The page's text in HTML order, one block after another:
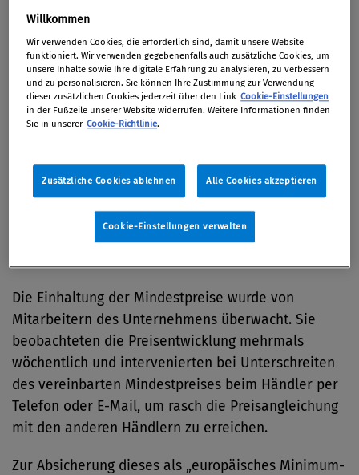
De`Longhi-Kenwood hat laut
Bundeswettbewerbsbehörde (BWB) Mindestpreise
festgesetzt, die den Zweck verfolgten, ein
Mindestverkaufspreisniveau bei den Händlern zu
über Beschränkungen des grenzüberschreitenden
Handels sowie über ein generelles
Internetverkaufsverbot getroffen. Zu den
Zuwiderhandlungen kam es von Jänner 2006 bis
Die Einhaltung der Mindestpreise wurde von
Mitarbeitern des Unternehmens überwacht. Sie
beobachteten die Preisentwicklung mehrmals
wöchentlich und intervenierten bei Unterschreiten
des vereinbarten Mindestpreises beim Händler per
Telefon oder E-Mail, um rasch die Preisangleichung
mit den anderen Händlern zu erreichen.
Zur Absicherung dieses als „europäisches Minimum-
Willkommen
Wir verwenden Cookies, die erforderlich sind, damit unsere Website
funktioniert. Wir verwenden gegebenenfalls auch zusätzliche Cookies, um
unsere Inhalte sowie Ihre digitale Erfahrung zu analysieren, zu verbessern
und zu personalisieren. Sie können Ihre Zustimmung zur Verwendung
dieser zusätzlichen Cookies jederzeit über den Link Cookie-Einstellungen
in der Fußzeile unserer Website widerrufen. Weitere Informationen finden
Sie in unserer Cookie-Richtlinie.
Zusätzliche Cookies ablehnen Alle Cookies akzeptieren
Cookie-Einstellungen verwalten